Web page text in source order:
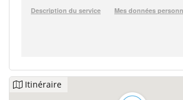
Itinéraire